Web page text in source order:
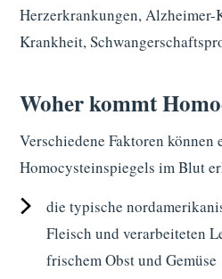
Herzerkrankungen,
Krankheit,
Woher kommt
Verschiedene Faktoren können
Homocysteinspiegels im Blut
die typische
Fleisch und verarbeiteten
frischem Obst und Gemüse